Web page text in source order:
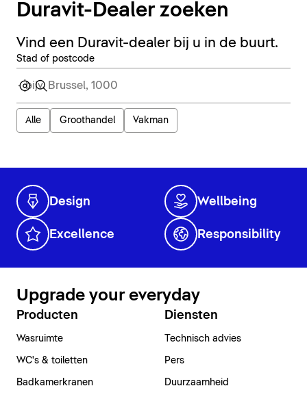
Duravit-Dealer zoeken
Vind een Duravit-dealer bij u in de buurt.
Stad of postcode
Alle Groothandel Vakman
Design Wellbeing
Excellence Responsibility
Upgrade your everyday
Producten
Wasruimte
WC's & toiletten
Badkamerkranen
Diensten
Technisch advies
Pers
Duurzaamheid